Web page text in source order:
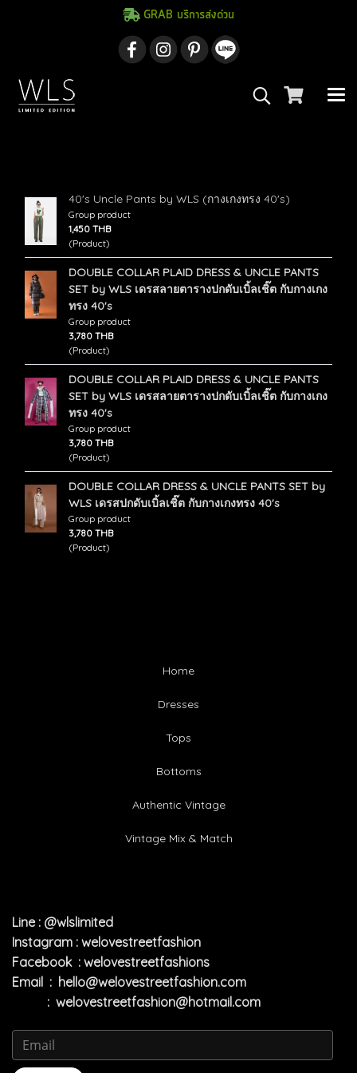
GRAB บริการส่งด่วน
40's Uncle Pants by WLS (กางเกงทรง 40's)
Group product
1,450 THB
(Product)
DOUBLE COLLAR PLAID DRESS & UNCLE PANTS
SET by WLS เดรสลายตารางปกดับเบิ้ลเชิ๊ต กับกางเกง
ทรง 40's
Group product
3,780 THB
(Product)
DOUBLE COLLAR PLAID DRESS & UNCLE PANTS
SET by WLS เดรสลายตารางปกดับเบิ้ลเชิ๊ต กับกางเกง
ทรง 40's
Group product
3,780 THB
(Product)
DOUBLE COLLAR DRESS & UNCLE PANTS SET by
WLS เดรสปกดับเบิ้ลเชิ๊ต กับกางเกงทรง 40's
Group product
3,780 THB
(Product)
Home
Dresses
Tops
Bottoms
Authentic Vintage
Vintage Mix & Match
Line : @wlslimited
Instagram : welovestreetfashion
Facebook : welovestreetfashions
Email : hello@welovestreetfashion.com
: welovestreetfashion@hotmail.com